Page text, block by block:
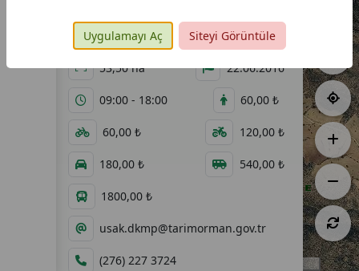
Sanal
Tur
Video
Galeri
Fotoğraf
Galerisi
53,50 ha 22.06.2016
09:00 - 18:00 60,00 ₺
60,00 ₺ 120,00 ₺
180,00 ₺ 540,00 ₺
1800,00 ₺
usak.dkmp@tarimorman.gov.tr
(276) 227 3724
Uygulamayı Aç Siteyi Görüntüle